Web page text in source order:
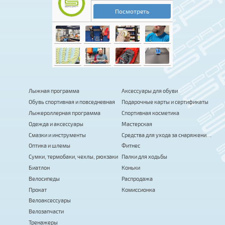
Лыжная программа
Обувь спортивная и повседневная
Лыжероллерная программа
Одежда и аксессуары
Смазки и инструменты
Оптика и шлемы
Сумки, термобаки, чехлы, рюкзаки
Биатлон
Велосипеды
Прокат
Велоаксессуары
Велозапчасти
Тренажеры
Аксессуары для обуви
Подарочные карты и сертификаты
Спортивная косметика
Мастерская
Средства для ухода за снаряжением
Фитнес
Палки для ходьбы
Коньки
Распродажа
Комиссионка